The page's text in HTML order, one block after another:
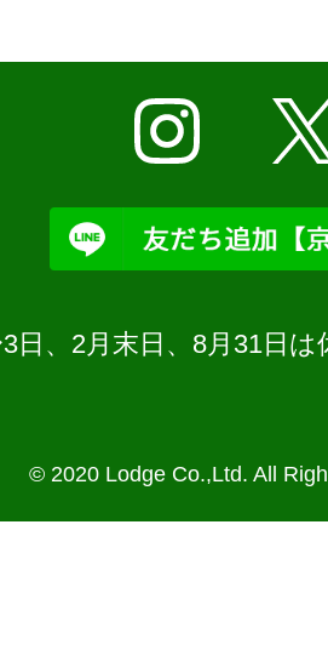
日、2月末日、8月31日
© 2020 Lodge Co.,Ltd. All